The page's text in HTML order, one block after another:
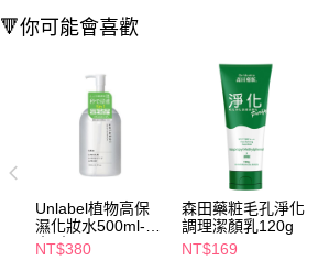
🔻你可能會喜歡
Unlabel植物高保
濕化妝水500ml-清
爽型
NT$380
森田藥粧毛孔淨化
調理潔顏乳120g
NT$169